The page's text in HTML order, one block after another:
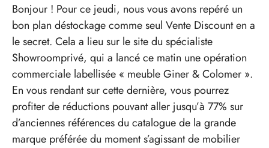
Bonjour ! Pour ce jeudi, nous vous avons repéré un
bon plan déstockage comme seul Vente Discount en a
le secret. Cela a lieu sur le site du spécialiste
Showroomprivé, qui a lancé ce matin une opération
commerciale labellisée « meuble Giner & Colomer ».
En vous rendant sur cette dernière, vous pourrez
profiter de réductions pouvant aller jusqu’à 77% sur
d’anciennes références du catalogue de la grande
marque préférée du moment s’agissant de mobilier